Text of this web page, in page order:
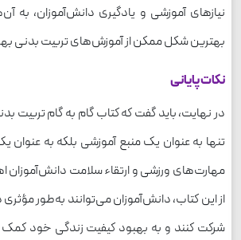
نیازهای آموزشی و یادگیری دانش‌آموزان، به
بهترین شکل ممکن از آموزش‌های تربیت بدنی
نکات پایانی
در نهایت، باید گفت که کتاب گام به گام تربیت
تنها به عنوان یک منبع آموزشی بلکه به عنوان
مهارت‌های ورزشی و ارتقاء سلامت دانش‌آموزان
از این کتاب، دانش‌آموزان می‌توانند به‌طور
شرکت کنند و به بهبود کیفیت زندگی خود کمک